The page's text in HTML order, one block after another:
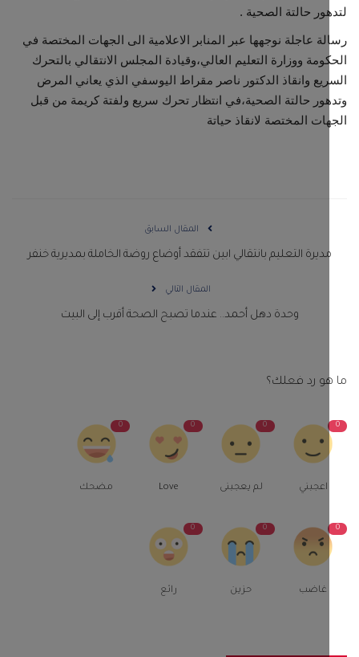
حالتة الصحية .
عاجلة نوجهها عبر المنابر الاعلامية الى الجهات المختصة في
ووزارة التعليم العالي،وقيادة المجلس الانتقالي بالتحرك
وانقاذ الدكتور ناصر مقراط اليوسفي الذي يعاني المرض
حالتة الصحية،في انتظار تحرك سريع ولفتة كريمة من قبل
المختصة لانقاذ حياتة
المقال السابق
التعليم بانتقالي ابين تتفقد أوضاع روضة الخاملة بمديرية خنفر
المقال التالي
وحدة دهل أحمد.. عندما تصبح الصحة أقرب إلى البيت
رد فعلك؟
لم يعجبنى مضحك